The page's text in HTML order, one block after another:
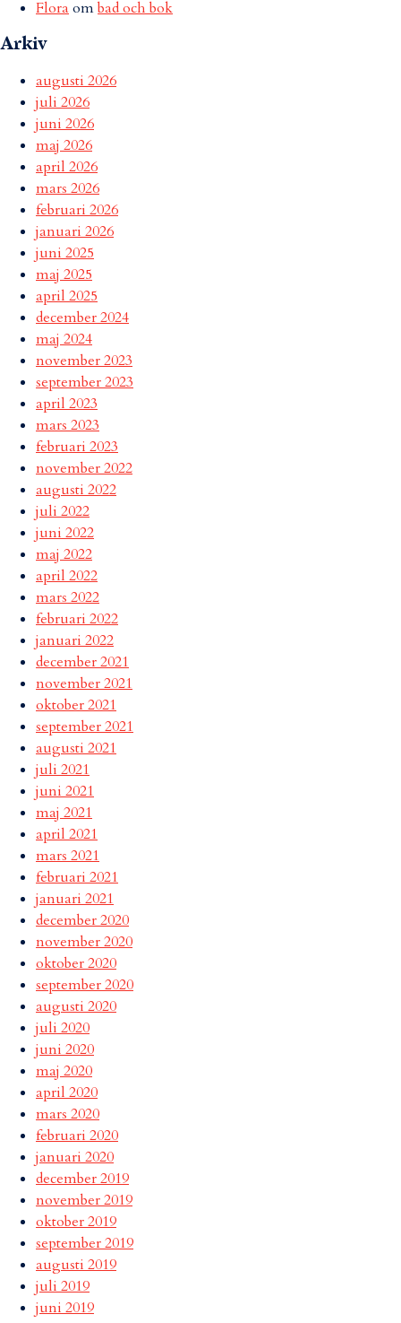
Flora ombad och bok
Arkiv
augusti 2026
juli 2026
juni 2026
maj 2026
april 2026
mars 2026
februari 2026
januari 2026
juni 2025
maj 2025
april 2025
december 2024
maj 2024
november 2023
september 2023
april 2023
mars 2023
februari 2023
november 2022
augusti 2022
juli 2022
juni 2022
maj 2022
april 2022
mars 2022
februari 2022
januari 2022
december 2021
november 2021
oktober 2021
september 2021
augusti 2021
juli 2021
juni 2021
maj 2021
april 2021
mars 2021
februari 2021
januari 2021
december 2020
november 2020
oktober 2020
september 2020
augusti 2020
juli 2020
juni 2020
maj 2020
april 2020
mars 2020
februari 2020
januari 2020
december 2019
november 2019
oktober 2019
september 2019
augusti 2019
juli 2019
juni 2019